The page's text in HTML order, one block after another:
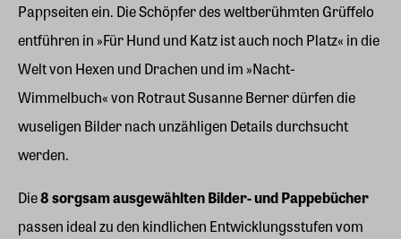
Pappseiten ein. Die Schöpfer des weltberühmten Grüffelo
entführen in »Für Hund und Katz ist auch noch Platz« in die
Welt von Hexen und Drachen und im »Nacht-
Wimmelbuch« von Rotraut Susanne Berner dürfen die
wuseligen Bilder nach unzähligen Details durchsucht
werden.
Die8 sorgsam ausgewählten Bilder- und Pappebücher
passen ideal zu den kindlichen Entwicklungsstufen vom